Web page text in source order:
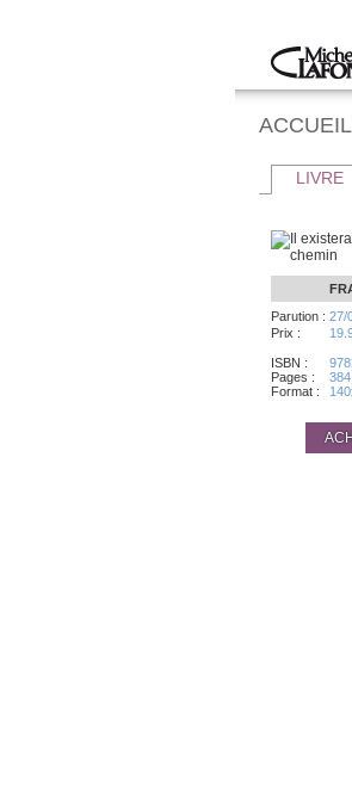
Accueil
ACCUEIL
LIVRE
Parution : 27/
Prix :
ISBN :
Pages :
384
Format :